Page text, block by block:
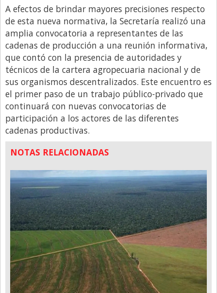
A efectos de brindar mayores precisiones respecto
de esta nueva normativa, la Secretaría realizó una
amplia convocatoria a representantes de las
cadenas de producción a una reunión informativa,
que contó con la presencia de autoridades y
técnicos de la cartera agropecuaria nacional y de
sus organismos descentralizados. Este encuentro es
el primer paso de un trabajo público-privado que
continuará con nuevas convocatorias de
participación a los actores de las diferentes
cadenas productivas.
NOTAS RELACIONADAS